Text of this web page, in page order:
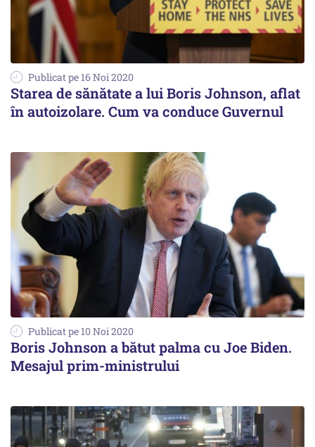
Publicat pe 16 Noi 2020
Starea de sănătate a lui Boris Johnson, aflat
în autoizolare. Cum va conduce Guvernul
Publicat pe 10 Noi 2020
Boris Johnson a bătut palma cu Joe Biden.
Mesajul prim-ministrului